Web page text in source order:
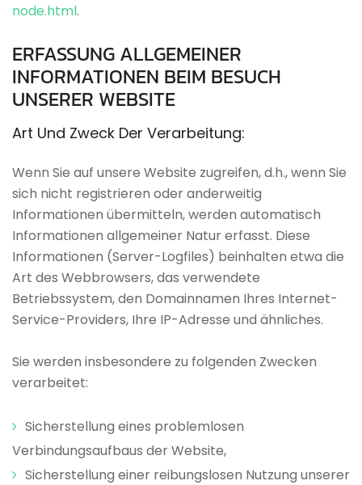
node.html.
ERFASSUNG ALLGEMEINER
INFORMATIONEN BEIM BESUCH
UNSERER WEBSITE
Art Und Zweck Der Verarbeitung:
Wenn Sie auf unsere Website zugreifen, d.h., wenn Sie
sich nicht registrieren oder anderweitig
Informationen übermitteln, werden automatisch
Informationen allgemeiner Natur erfasst. Diese
Informationen (Server-Logfiles) beinhalten etwa die
Art des Webbrowsers, das verwendete
Betriebssystem, den Domainnamen Ihres Internet-
Service-Providers, Ihre IP-Adresse und ähnliches.
Sie werden insbesondere zu folgenden Zwecken
verarbeitet:
Sicherstellung eines problemlosen
Verbindungsaufbaus der Website,
Sicherstellung einer reibungslosen Nutzung unserer